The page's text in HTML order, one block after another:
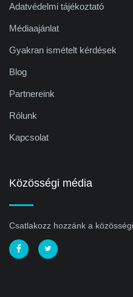
Adatvédelmi tájékoztató
Médiaajánlat
Gyakran ismételt kérdések
Blog
Partnereink
Rólunk
Kapcsolat
Közösségi média
Csatlakozz hozzánk a